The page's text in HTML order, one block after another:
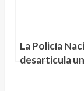
La Policía
desarticula